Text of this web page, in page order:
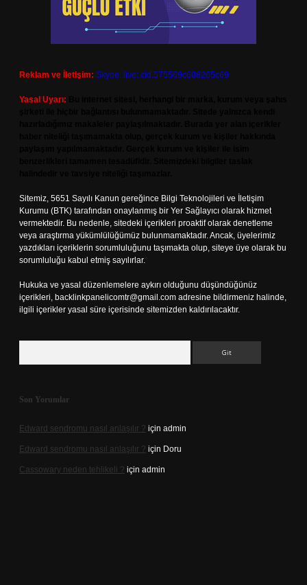
Reklam ve İletişim: Skype: live:.cid.575569c608265c69
Yasal Uyarı:
Sitemiz, 5651 Sayılı Kanun gereğince Bilgi Teknolojileri ve İletişim
Kurumu (BTK) tarafından onaylanmış bir Yer Sağlayıcı olarak hizmet
vermektedir. Bu nedenle, sitedeki içerikleri proaktif olarak denetleme
veya araştırma yükümlülüğümüz bulunmamaktadır. Ancak, üyelerimiz
yazdıkları içeriklerin sorumluluğunu taşımakta olup, siteye üye olarak bu
sorumluluğu kabul etmiş sayılırlar.
Hukuka ve yasal düzenlemelere aykırı olduğunu düşündüğünüz
içerikleri, backlinkpanelicomtr@gmail.com adresine bildirmeniz halinde,
ilgili içerikler yasal süre içerisinde sitemizden kaldırılacaktır.
Son Yorumlar
Edward sendromu nasıl anlaşılır ? için admin
Edward sendromu nasıl anlaşılır ? için Doru
Cassowary neden tehlikeli ? için admin